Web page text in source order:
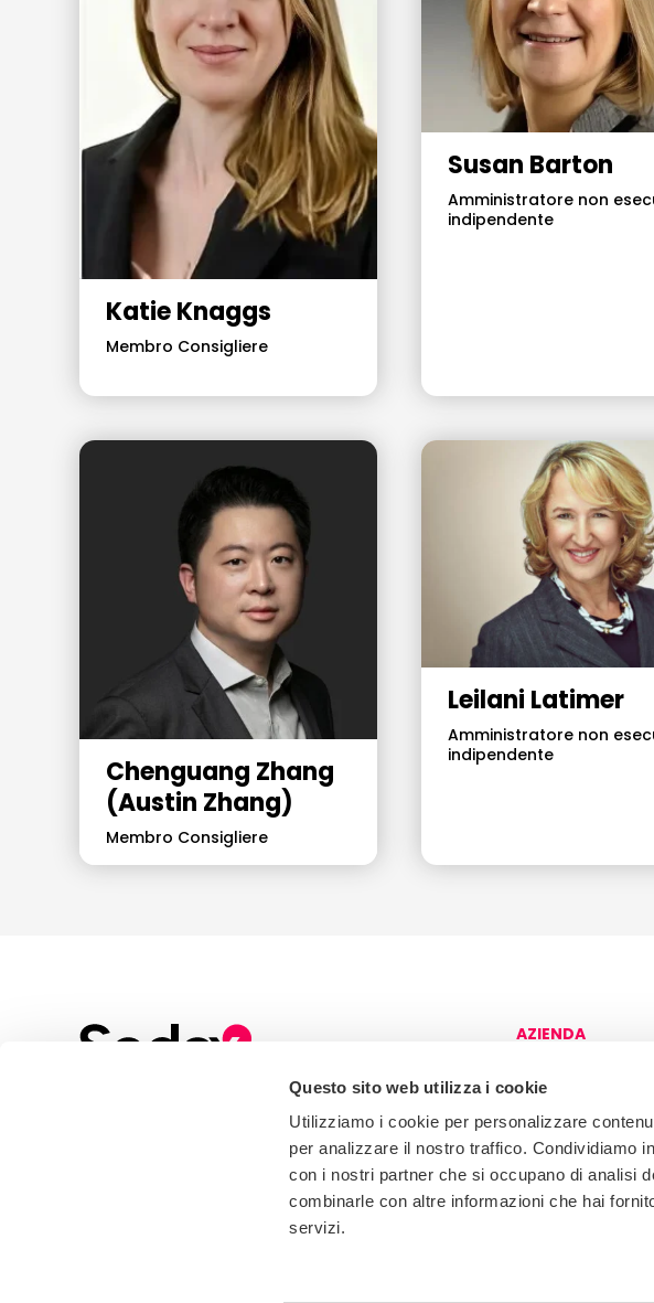
Questo sito web utilizza i cookie
Utilizziamo i cookie per personalizzare
per analizzare il nostro traffico. Condividiamo
con i nostri partner che si occupano di analisi
combinarle con altre informazioni che hai
servizi.
Katie Knaggs
Membro Consigliere
Susan Barton
Amministratore non
indipendente
Chenguang Zhang
(Austin Zhang)
Membro Consigliere
Leilani Latimer
Amministratore non
indipendente
Sign up to our Newsletter
Stay up to date with all the latest news, events
and industry insights from Sedex
AZIENDA
Brochure aziendale